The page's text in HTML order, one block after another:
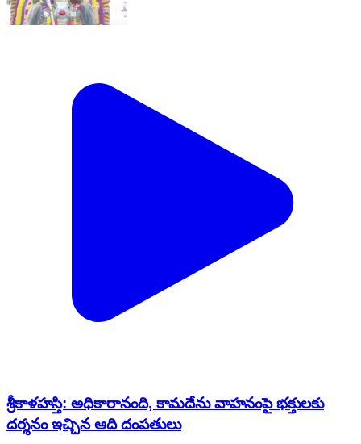
శ్రీకాళహస్తి: అధికారానంది, కామదేను వాహనంపై భక్తులకు
దర్శనం ఇచ్చిన ఆది దంపతులు